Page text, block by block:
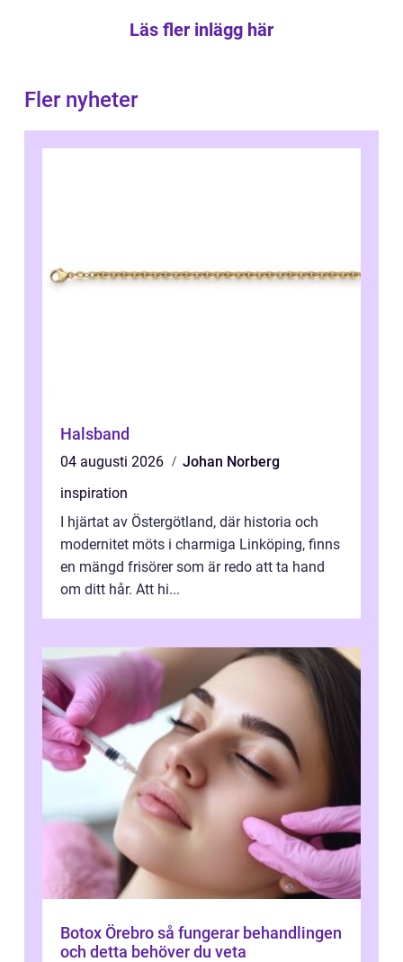
Läs fler inlägg här
Fler nyheter
Halsband
04 augusti 2026
Johan Norberg
inspiration
I hjärtat av Östergötland, där historia och
modernitet möts i charmiga Linköping, finns
en mängd frisörer som är redo att ta hand
om ditt hår. Att hi...
Botox Örebro så fungerar behandlingen
och detta behöver du veta